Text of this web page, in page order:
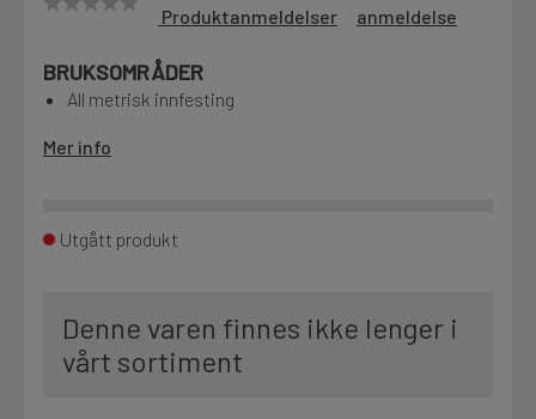
Kontakt og åpningstider
Kvalitetsprodukter til ekstra gode priser
Produktanmeldelser
anmeldelse
BRUKSOMRÅDER
All metrisk innfesting
Mer info
Utgått produkt
Denne varen finnes ikke lenger i
vårt sortiment